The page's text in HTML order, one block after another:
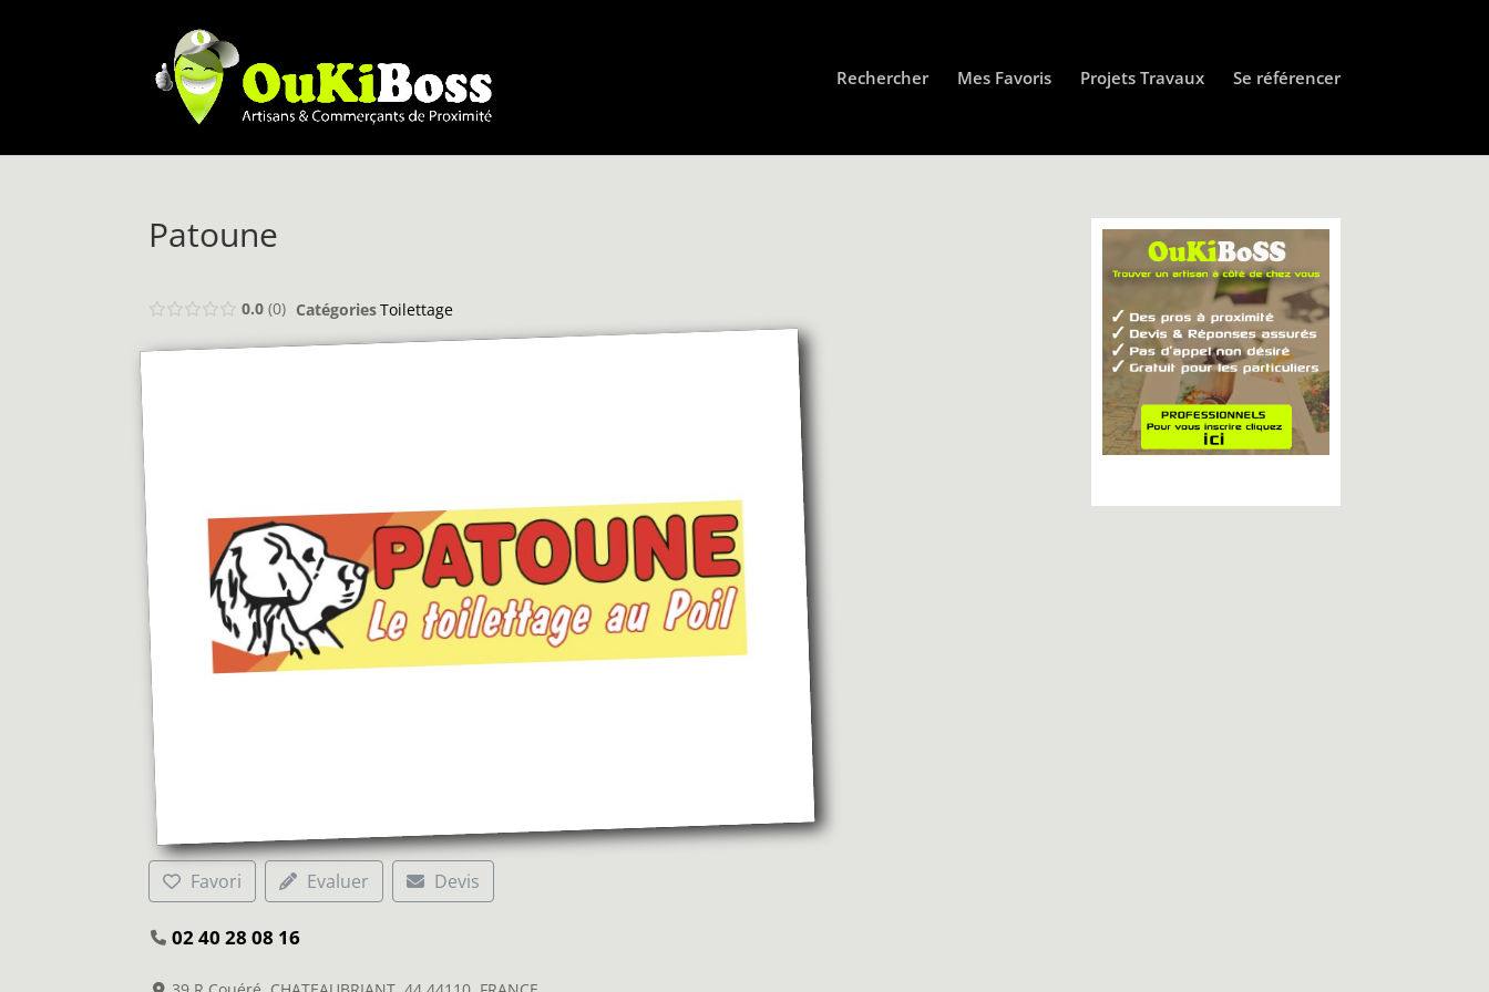
Rechercher Mes Favoris Projets Travaux Se référencer
Patoune
0.0 0 CatégoriesToilettage
Favori Evaluer Devis
02 40 28 08 16